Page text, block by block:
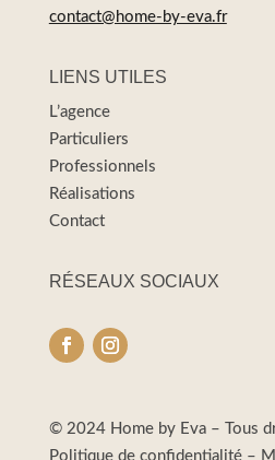
contact@home-by-eva.fr
LIENS UTILES
L’agence
Particuliers
Professionnels
Réalisations
Contact
RÉSEAUX SOCIAUX
© 2024 Home by Eva – Tous
Politique de confidentialité–